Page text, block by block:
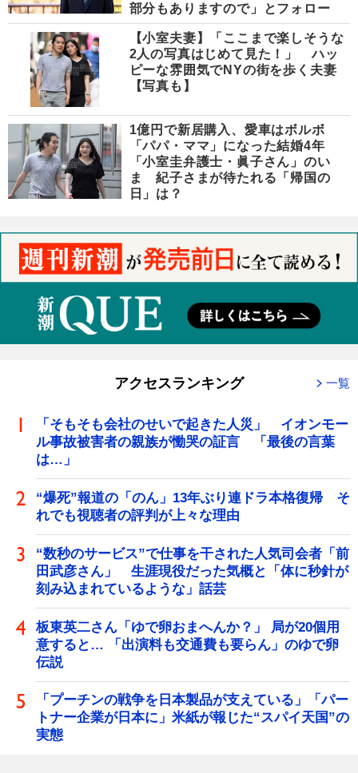
部分もありますので」とフォロー
【小室夫妻】「ここまで楽しそうな
2人の写真はじめて見た！」 ハッ
ピーな雰囲気でNYの街を歩く夫妻
【写真も】
1億円で新居購入、愛車はボルボ
「パパ・ママ」になった結婚4年
「小室圭弁護士・眞子さん」のい
ま 紀子さまが待たれる「帰国の
日」は？
アクセスランキング 一覧
「そもそも会社のせいで起きた人災」 イオンモー
ル事故被害者の親族が慟哭の証言 「最後の言葉
は…」
“爆死”報道の「のん」13年ぶり連ドラ本格復帰 そ
れでも視聴者の評判が上々な理由
“数秒のサービス”で仕事を干された人気司会者「前
田武彦さん」 生涯現役だった気概と「体に秒針が
刻み込まれているような」話芸
板東英二さん「ゆで卵おまへんか？」 局が20個用
意すると… 「出演料も交通費も要らん」のゆで卵
伝説
「プーチンの戦争を日本製品が支えている」「パー
トナー企業が日本に」米紙が報じた“スパイ天国”の
実態